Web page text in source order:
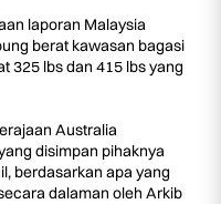
laporan Malaysia
berat kawasan bagasi
325 lbs dan 415 lbs yang
Australia
disimpan pihaknya
berdasarkan apa yang
dalaman oleh Arkib